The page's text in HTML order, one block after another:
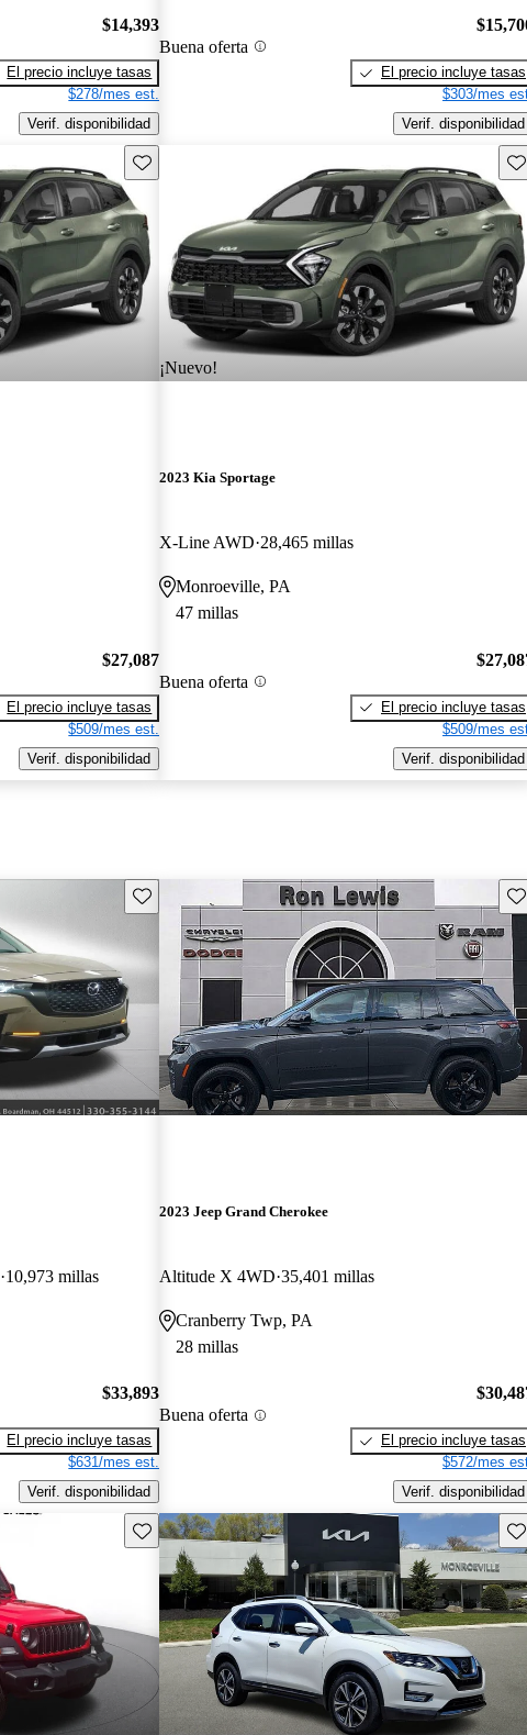
$14,393
El precio incluye tasas
$278/mes est.
Verif. disponibilidad
Buena oferta
El precio incluye tasas
$303/mes
Verif. disponibilidad
Guarda este Aviso
$27,087
El precio incluye tasas
$509/mes est.
Verif. disponibilidad
¡Nuevo!
2023 Kia Sportage
X-Line AWD 28,465 millas
Monroeville, PA
47 millas
Buena oferta
El precio incluye tasas
$509/mes
Verif. disponibilidad
Guarda este Aviso
10,973 millas
$33,893
El precio incluye tasas
$631/mes est.
Verif. disponibilidad
2023 Jeep Grand Cherokee
Altitude X 4WD 35,401 millas
Cranberry Twp, PA
28 millas
Buena oferta
El precio incluye tasas
$572/mes
Verif. disponibilidad
Guarda este Aviso